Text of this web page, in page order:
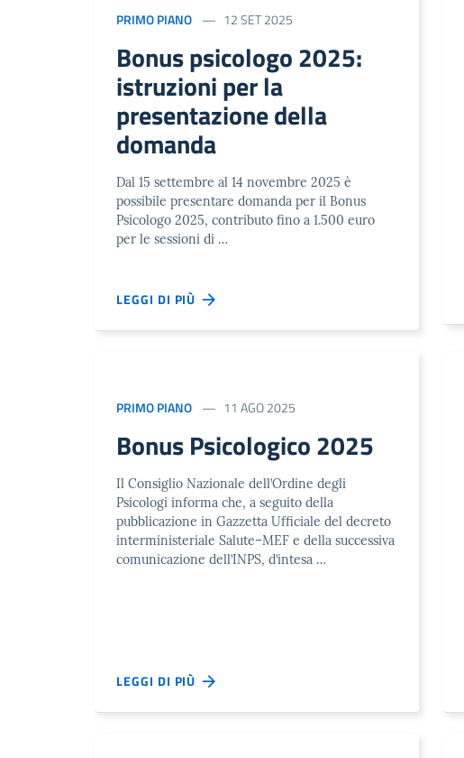
PRIMO PIANO 12 SET 2025
Bonus psicologo 2025:
istruzioni per la
presentazione della
domanda
Dal 15 settembre al 14 novembre 2025 è
possibile presentare domanda per il Bonus
Psicologo 2025, contributo fino a 1.500 euro
per le sessioni di …
LEGGI DI PIÙ
PRIMO PIANO 11 AGO 2025
Bonus Psicologico 2025
Il Consiglio Nazionale dell’Ordine degli
Psicologi informa che, a seguito della
pubblicazione in Gazzetta Ufficiale del decreto
interministeriale Salute–MEF e della successiva
comunicazione dell’INPS, d’intesa …
LEGGI DI PIÙ